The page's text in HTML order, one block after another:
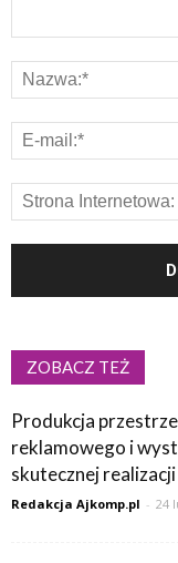
ZOBACZ TEŻ
Produkcja
reklamowego i
skutecznej realizacji
Redakcja Ajkomp.pl - 24